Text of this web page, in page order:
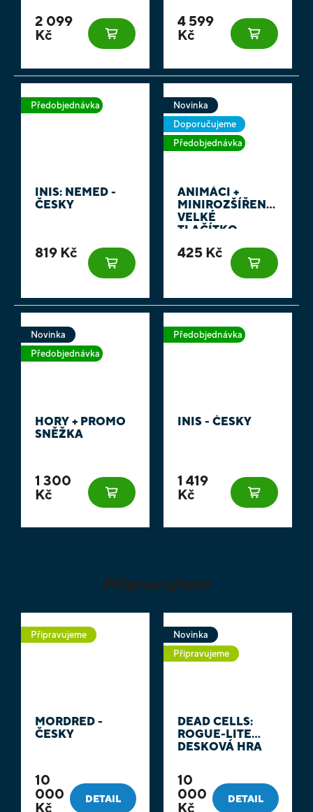
2 099
Kč
(SET ČTYŘ
ROZŠÍŘENÍ
4 599
Kč
Předobjednávka
INIS: NEMED -
ČESKY
819 Kč
Novinka
Doporučujeme
Předobjednávka
ANIMÁCI +
MINIROZŠÍŘENÍ
VELKÉ
TLAČÍTKO
425 Kč
Novinka
Předobjednávka
HORY + PROMO
SNĚŽKA
1 300
Kč
Předobjednávka
INIS - ČESKY
1 419
Kč
Připravujeme
Připravujeme
MORDRED -
ČESKY
10
000
Kč
DETAIL
Novinka
Připravujeme
DEAD CELLS:
ROGUE-LITE
DESKOVÁ HRA
10
000
Kč
DETAIL